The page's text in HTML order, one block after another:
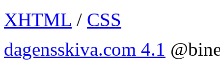
XHTML / CSS
dagensskiva.com 4.1